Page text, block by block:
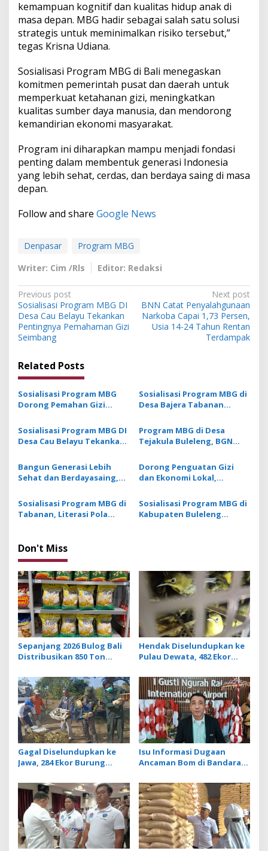
kemampuan kognitif dan kualitas hidup anak di
masa depan. MBG hadir sebagai salah satu solusi
strategis untuk meminimalkan risiko tersebut,”
tegas Krisna Udiana.
Sosialisasi Program MBG di Bali menegaskan
komitmen pemerintah pusat dan daerah untuk
memperkuat ketahanan gizi, meningkatkan
kualitas sumber daya manusia, dan mendorong
kemandirian ekonomi masyarakat.
Program ini diharapkan mampu menjadi fondasi
penting dalam membentuk generasi Indonesia
yang lebih sehat, cerdas, dan berdaya saing di masa
depan.
Follow and share Google News
Denpasar
Program MBG
Writer: Cim /Rls
Editor: Redaksi
P
o
s
t
n
a
v
i
g
a
t
i
o
n
Previous post
Sosialisasi Program MBG DI
Desa Cau Belayu Tekankan
Pentingnya Pemahaman Gizi
Seimbang
Next post
BNN Catat Penyalahgunaan
Narkoba Capai 1,73 Persen,
Usia 14-24 Tahun Rentan
Terdampak
Related Posts
Sosialisasi Program MBG
Dorong Pemahan Gizi
Sosialisasi Program MBG di
Desa Bajera Tabanan
Sejak Dini
Sosialisasi Program MBG DI
Desa Cau Belayu Tekankan
Gizi Seimbang
Program MBG di Desa
Tejakula Buleleng, BGN
Asupan Gizi Sejak Dini
Bangun Generasi Lebih
Sehat dan Berdayasaing,
Sasar SMPN 4 Pupuan
Dorong Penguatan Gizi
dan Ekonomi Lokal,
Buleleng
Sosialisasi Program MBG di
Tabanan, Literasi Pola
Sosialisasi Program MBG di
Kabupaten Buleleng
Don't Miss
Sepanjang 2026 Bulog Bali
Distribusikan 850 Ton
Ritel Moderen
Hendak Diselundupkan ke
Pulau Dewata, 482 Ekor
Diamankan Karantina Bali
Gagal Diselundupkan ke
Jawa, 284 Ekor Burung
Dilepasliarkan Cegah
Ancaman Penyakit
Isu Informasi Dugaan
Ancaman Bom di Bandara
Benar, Operasional
Penerbangan Lancar